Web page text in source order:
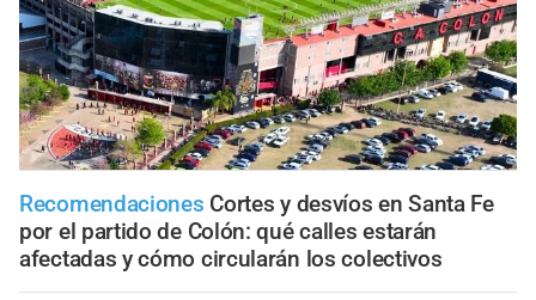
Recomendaciones Cortes y desvíos en Santa Fe
por el partido de Colón: qué calles estarán
afectadas y cómo circularán los colectivos